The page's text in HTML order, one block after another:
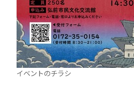
イベントのチラシ